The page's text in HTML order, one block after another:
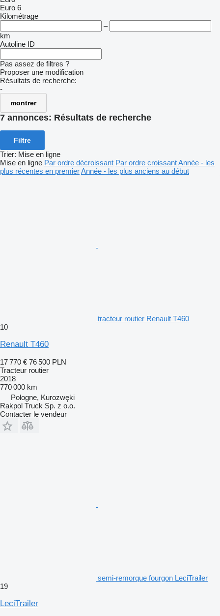
Euro 6
Kilométrage
–
km
Autoline ID
Pas assez de filtres ?
Proposer une modification
Résultats de recherche:
-
montrer
7 annonces: Résultats de recherche
Filtre
Trier: Mise en ligne
Mise en ligne Par ordre décroissant Par ordre croissantAnnée - les
plus récentes en premierAnnée - les plus anciens au début
tracteur routier Renault T460
10
Renault T460
17 770 € 76 500 PLN
Tracteur routier
2018
770 000 km
Pologne, Kurozwęki
Rakpol Truck Sp. z o.o.
Contacter le vendeur
semi-remorque fourgon LeciTrailer
19
LeciTrailer